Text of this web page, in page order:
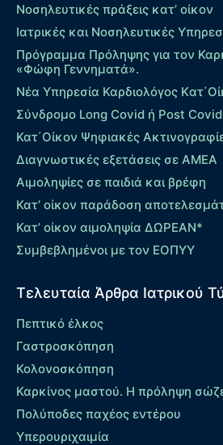
Νοσηλευτικές πράξεις κατ’ οίκον
Ιατρικές και Νοσηλευτικές
Πρόγραμμα Πρόληψης για τον
«Φώφη Γεννηματά».
Νέα Υπηρεσία Καρδιολόγος
Σύνδρομο Long Covid ή Post Covid
Κατ΄Οίκον Ψηφιακές
Διαγνωστικές εξετάσεις σε ΑΜΕΑ
Αιμοληψίες σε παιδιά και βρέφη
Κατ’ οίκον παράδοση
Κατ’ οίκον αιμοληψία ΔΩΡΕΑΝ*
Συμβεβλημένοι με τον ΕΟΠΥΥ
Τελευταία Άρθρα Ιατρικού
Πεπτικό έλκος
Γαστροσκόπηση
Κολονοσκόπηση
Καρκίνος μαστού. Η πρόληψη
Πολύποδες παχέος εντέρου
Yπερουριχαιμία